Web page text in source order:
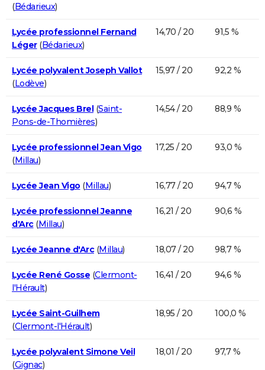
(Bédarieux)
Lycée professionnel Fernand
Léger(Bédarieux)
14,70 / 20 91,5 %
Lycée polyvalent Joseph Vallot
(Lodève)
15,97 / 20 92,2 %
Lycée Jacques Brel(Saint-
Pons-de-Thomières)
14,54 / 20 88,9 %
Lycée professionnel Jean Vigo
(Millau)
17,25 / 20 93,0 %
Lycée Jean Vigo (Millau) 16,77 / 20 94,7 %
Lycée professionnel Jeanne
d'Arc(Millau)
16,21 / 20 90,6 %
Lycée Jeanne d'Arc(Millau) 18,07 / 20 98,7 %
Lycée René Gosse (Clermont-
l'Hérault)
16,41 / 20 94,6 %
Lycée Saint-Guilhem
(Clermont-l'Hérault)
18,95 / 20 100,0 %
Lycée polyvalent Simone Veil
(Gignac)
18,01 / 20 97,7 %